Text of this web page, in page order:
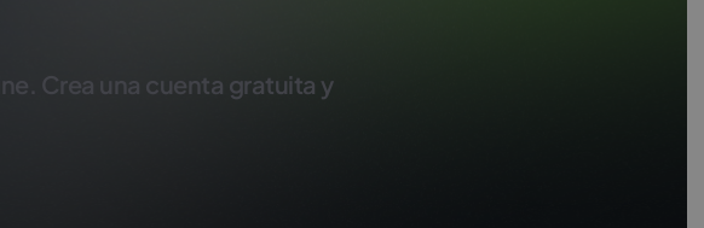
Crea una cuenta gratuita y